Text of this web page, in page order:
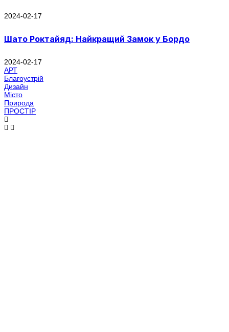
2024-02-17
Шато Роктайяд: Найкращий Замок у Бордо
2024-02-17
АРТ
Благоустрій
Дизайн
Місто
Природа
ПРОСТІР